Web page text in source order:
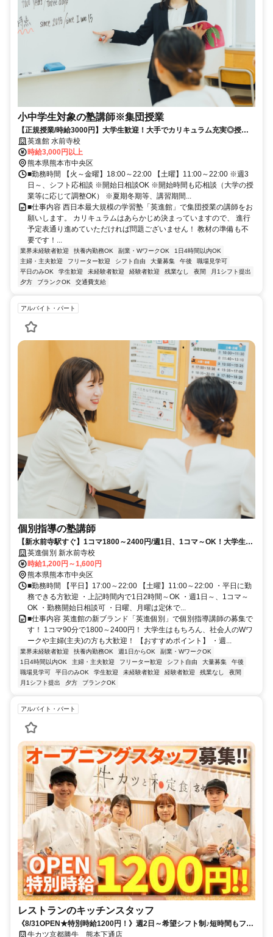
小中学生対象の塾講師※集団授業
【正規授業/時給3000円】大学生歓迎！大手でカリキュラム充実◎授業
や板書は基本からレクチャー、将来にも役立ちます！
英進館 水前寺校
時給3,000円以上
熊本県熊本市中央区
■勤務時間 【火～金曜】18:00～22:00 【土曜】11:00～22:00 ※週3
日～、シフト応相談 ※開始日相談OK ※開始時間も応相談（大学の授
業等に応じて調整OK） ※夏期冬期等、講習期間...
■仕事内容 西日本最大規模の学習塾「英進館」で集団授業の講師をお
願いします。 カリキュラムはあらかじめ決まっていますので、 進行
予定表通り進めていただければ問題ございません！ 教材の準備も不
要です！...
業界未経験者歓迎 扶養内勤務OK 副業・WワークOK
1日4時間以内OK
主婦・主夫歓迎
フリーター歓迎 シフト自由 大量募集 午後
職場見学可
平日のみOK
学生歓迎 未経験者歓迎 経験者歓迎 残業なし 夜間
月1シフト提出
夕方
ブランクOK 交通費支給
アルバイト・パート
個別指導の塾講師
【新水前寺駅すぐ】1コマ1800～2400円/週1日、1コマ～OK！大学生・
Wワーク歓迎！
英進個別 新水前寺校
時給1,200円～1,600円
熊本県熊本市中央区
■勤務時間 【平日】17:00～22:00 【土曜】11:00～22:00 ・平日に勤
務できる方歓迎 ・上記時間内で1日2時間～OK ・週1日～、1コマ～
OK ・勤務開始日相談可 ・日曜、月曜は定休で...
■仕事内容 英進館の新ブランド「英進個別」で個別指導講師の募集で
す！ 1コマ90分で1800～2400円！ 大学生はもちろん、社会人のWワ
ークや主婦(主夫)の方も大歓迎！ 【おすすめポイント】 ・週...
業界未経験者歓迎 扶養内勤務OK 週1日からOK
副業・WワークOK
1日4時間以内OK
主婦・主夫歓迎 フリーター歓迎 シフト自由 大量募集
午後
職場見学可
平日のみOK 学生歓迎 未経験者歓迎 経験者歓迎 残業なし
夜間
月1シフト提出
夕方 ブランクOK
アルバイト・パート
レストランのキッチンスタッフ
《8/31OPEN★特別時給1200円！》週2日～希望シフト制♪短時間もフル
タイムも大歓迎！心機一転お仕事始めませんか？♪
牛カツ京都勝牛 熊本下通店